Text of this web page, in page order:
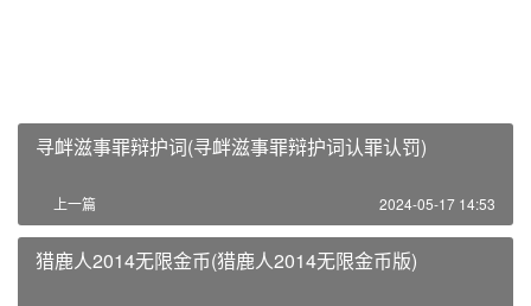
寻衅滋事罪辩护词(寻衅滋事罪辩护词认罪认罚)
上一篇 2024-05-17 14:53
猎鹿人2014无限金币(猎鹿人2014无限金币版)